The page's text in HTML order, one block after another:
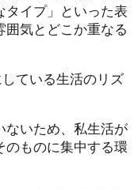
タイプ」といった表
囲気とどこか重なる
している生活のリズ
ないため、私生活が
のものに集中する環